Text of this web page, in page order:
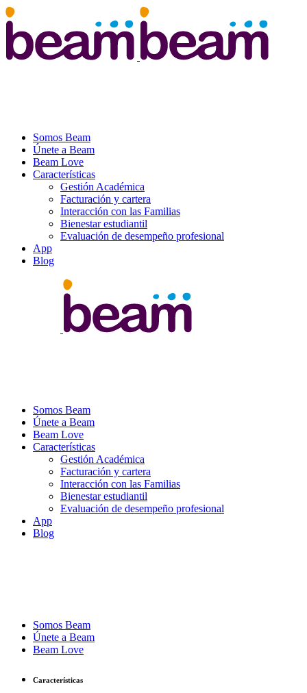
Somos Beam
Únete a Beam
Beam Love
Características
Gestión Académica
Facturación y cartera
Interacción con las Familias
Bienestar estudiantil
Evaluación de desempeño profesional
App
Blog
Somos Beam
Únete a Beam
Beam Love
Características
Gestión Académica
Facturación y cartera
Interacción con las Familias
Bienestar estudiantil
Evaluación de desempeño profesional
App
Blog
Somos Beam
Únete a Beam
Beam Love
Características